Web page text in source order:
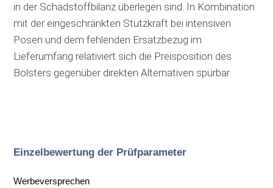
in der Schadstoffbilanz überlegen sind. In Kombination
mit der eingeschränkten Stützkraft bei intensiven
Posen und dem fehlenden Ersatzbezug im
Lieferumfang relativiert sich die Preisposition des
Bolsters gegenüber direkten Alternativen spürbar.
Einzelbewertung der Prüfparameter
Werbeversprechen